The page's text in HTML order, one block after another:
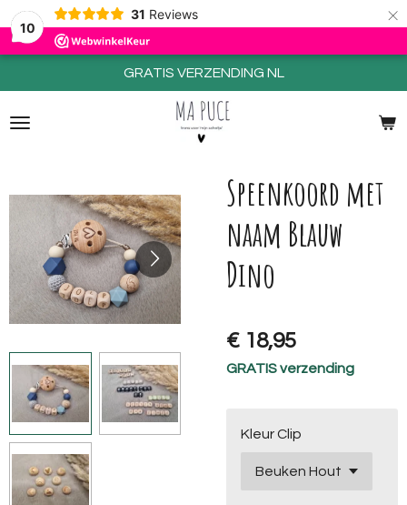
10
31 Reviews ×
GRATIS VERZENDING NL
Speenkoord met
naam Blauw
Dino
€ 18,95
GRATIS verzending
Kleur Clip